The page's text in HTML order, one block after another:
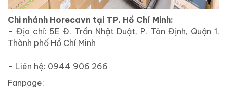
Chi nhánh Horecavn tại TP. Hồ Chí Minh:
– Địa chỉ: 5E Đ. Trần Nhật Duật, P. Tân Định, Quận 1,
Thành phố Hồ Chí Minh
– Liên hệ: 0944 906 266
Fanpage: